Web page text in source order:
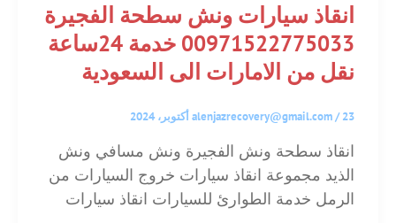
انقاذ سيارات ونش سطحة الفجيرة
00971522775033 خدمة 24ساعة
نقل من الامارات الى السعودية
alenjazrecovery@gmail.com/23 أكتوبر، 2024
انقاذ سطحة ونش الفجيرة ونش مسافي ونش
الذيد مجموعة انقاذ سيارات خروج السيارات من
الرمل خدمة الطوارئ للسيارات انقاذ سيارات